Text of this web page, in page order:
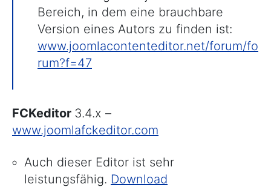
Bereich, in dem eine brauchbare
Version eines Autors zu finden ist:
www.joomlacontenteditor.net/forum/fo
rum?f=47
FCKeditor 3.4.x –
www.joomlafckeditor.com
Auch dieser Editor ist sehr
leistungsfähig. Download